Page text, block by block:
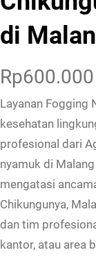
di
Rp600.000
Layanan Fogging
kesehatan
profesional dari
nyamuk di
mengatasi
Chikungunya,
dan tim
kantor, atau area